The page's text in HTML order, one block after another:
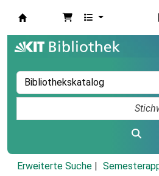
Erweiterte Suche